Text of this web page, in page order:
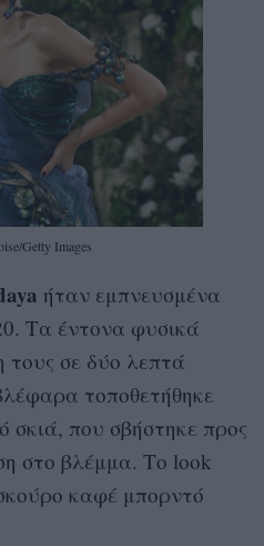
Getty Images
ήταν εμπνευσμένα
Τα έντονα φυσικά
τους σε δύο λεπτά
τοποθετήθηκε
σκιά, που σβήστηκε προς
στο βλέμμα. Το look
καφέ μπορντό